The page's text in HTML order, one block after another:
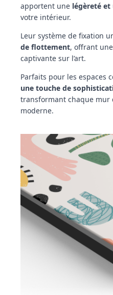
apportent une légèreté
votre intérieur.
Leur système de fixation
de flottement, offrant
captivante sur l’art.
Parfaits pour les espaces
une touche de
transformant chaque mur
moderne.